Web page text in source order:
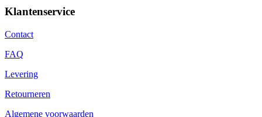
Klantenservice
Contact
FAQ
Levering
Retourneren
Algemene voorwaarden